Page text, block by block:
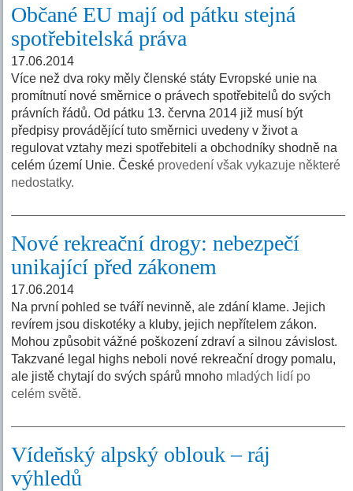
Občané EU mají od pátku stejná
spotřebitelská práva
17.06.2014
Více než dva roky měly členské státy Evropské unie na
promítnutí nové směrnice o právech spotřebitelů do svých
právních řádů. Od pátku 13. června 2014 již musí být
předpisy provádějící tuto směrnici uvedeny v život a
regulovat vztahy mezi spotřebiteli a obchodníky shodně na
celém území Unie. České provedení však vykazuje některé
nedostatky.
Nové rekreační drogy: nebezpečí
unikající před zákonem
17.06.2014
Na první pohled se tváří nevinně, ale zdání klame. Jejich
revírem jsou diskotéky a kluby, jejich nepřítelem zákon.
Mohou způsobit vážné poškození zdraví a silnou závislost.
Takzvané legal highs neboli nové rekreační drogy pomalu,
ale jistě chytají do svých spárů mnoho mladých lidí po
celém světě.
Vídeňský alpský oblouk – ráj
výhledů